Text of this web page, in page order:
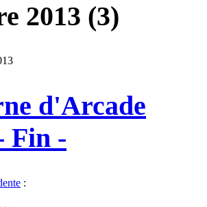
2013 (3)
d'Arcade
Fin -
: